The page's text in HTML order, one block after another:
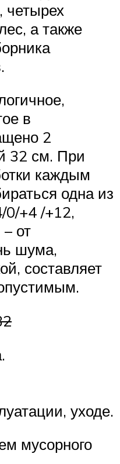
четырех
а также
в
2
32 см. При
каждым
одна из
+4 /+12,
от
шума,
составляет
уходе.
мусорного